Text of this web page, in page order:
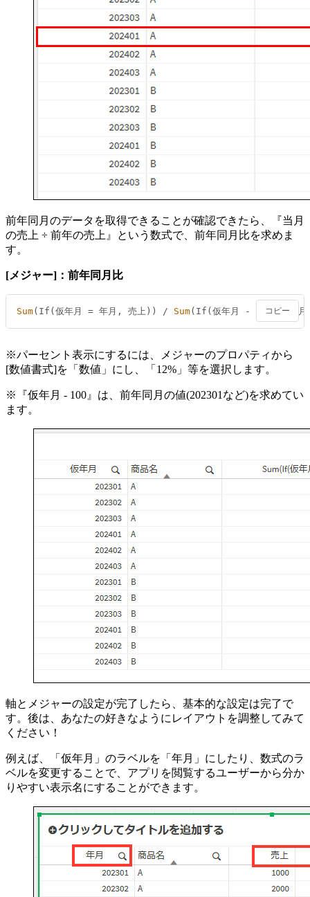
前年同月のデータを取得できることが確認できたら、『当月
の売上 ÷ 前年の売上』という数式で、前年同月比を求めま
す。
[メジャー]：前年同月比
Sum(If(仮年月 = 年月, 売上)) / Sum(If(仮年月 - 100 = 年
コピー
※パーセント表示にするには、メジャーのプロパティから
[数値書式]を「数値」にし、「12%」等を選択します。
※『仮年月 - 100』は、前年同月の値(202301など)を求めてい
ます。
軸とメジャーの設定が完了したら、基本的な設定は完了で
す。後は、あなたの好きなようにレイアウトを調整してみて
ください！
例えば、「仮年月」のラベルを「年月」にしたり、数式のラ
ベルを変更することで、アプリを閲覧するユーザーから分か
りやすい表示名にすることができます。